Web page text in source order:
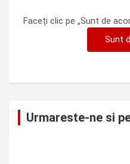
Faceți clic pe „Sunt de
Sunt
Urmareste-ne si